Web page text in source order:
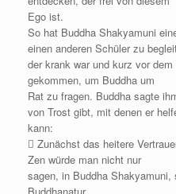
Ego ist.
So hat Buddha Shakyamuni
einen anderen Schüler zu
der krank war und kurz vor
gekommen, um Buddha um
Rat zu fragen. Buddha sagte
von Trost gibt, mit denen er
kann:
 Zunächst das heitere
Zen würde man nicht nur
sagen, in Buddha Shakyamuni,